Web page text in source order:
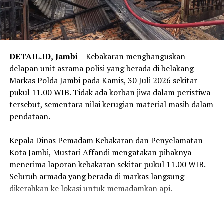
mempercayai pesan, telepon, atau akun WhatsApp yang
mengatasnamakan pejabat Kejaksaan. Masyarakat juga
diminta tidak memberikan data pribadi, informasi
perbankan, kode OTP, maupun melakukan transfer dana
kepada pihak yang mengaku sebagai pejabat Kejaksaan.
‎Selain itu, masyarakat diimbau selalu melakukan
konfirmasi melalui kanal resmi Kejati Jambi apabila
menerima permintaan yang mencurigakan, serta segera
melaporkannya kepada aparat penegak hukum apabila
menemukan atau menjadi korban modus penipuan
tersebut.
‎Kejati Jambi menyatakan akan terus berkoordinasi
dengan aparat penegak hukum untuk menindaklanjuti
setiap laporan dan mengusut pihak-pihak yang
menyalahgunakan nama baik institusi Kejaksaan dalam
DETAIL.ID, Jambi– Kebakaran menghanguskan
delapan unit asrama polisi yang berada di belakang
Markas Polda Jambi pada Kamis, 30 Juli 2026 sekitar
pukul 11.00 WIB. Tidak ada korban jiwa dalam peristiwa
tersebut, sementara nilai kerugian material masih dalam
pendataan.
‎Kepala Dinas Pemadam Kebakaran dan Penyelamatan
Kota Jambi, Mustari Affandi mengatakan pihaknya
menerima laporan kebakaran sekitar pukul 11.00 WIB.
Seluruh armada yang berada di markas langsung
dikerahkan ke lokasi untuk memadamkan api.